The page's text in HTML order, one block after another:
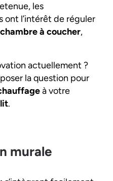
les
ont l’intérêt de réguler
chambre à coucher,
actuellement ?
la question pour
à votre
.
murale